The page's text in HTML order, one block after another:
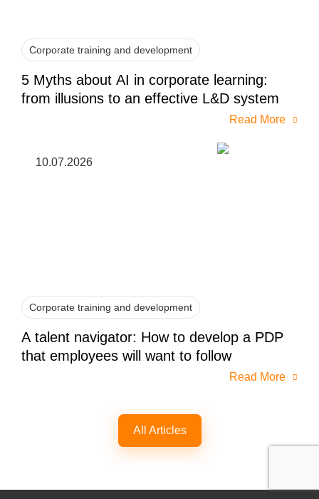
Corporate training and development
5 Myths about AI in corporate learning:
from illusions to an effective L&D system
Read More
10.07.2026
Corporate training and development
A talent navigator: How to develop a PDP
that employees will want to follow
Read More
All Articles